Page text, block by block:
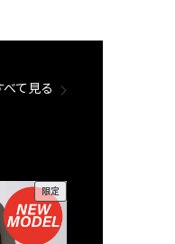
べて見る
限定